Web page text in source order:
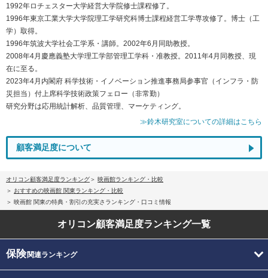
1992年ロチェスター大学経営大学院修士課程修了。
1996年東京工業大学大学院理工学研究科博士課程経営工学専攻修了。博士（工
学）取得。
1996年筑波大学社会工学系・講師。2002年6月同助教授。
2008年4月慶應義塾大学理工学部管理工学科・准教授。2011年4月同教授、現
在に至る。
2023年4月内閣府 科学技術・イノベーション推進事務局参事官（インフラ・防
災担当）付上席科学技術政策フェロー（非常勤）
研究分野は応用統計解析、品質管理、マーケティング。
≫鈴木研究室についての詳細はこちら
顧客満足度について
オリコン顧客満足度ランキング
映画館ランキング・比較
おすすめの映画館 関東ランキング・比較
映画館 関東の特典・割引の充実さランキング・口コミ情報
オリコン顧客満足度ランキング一覧
保険関連ランキング